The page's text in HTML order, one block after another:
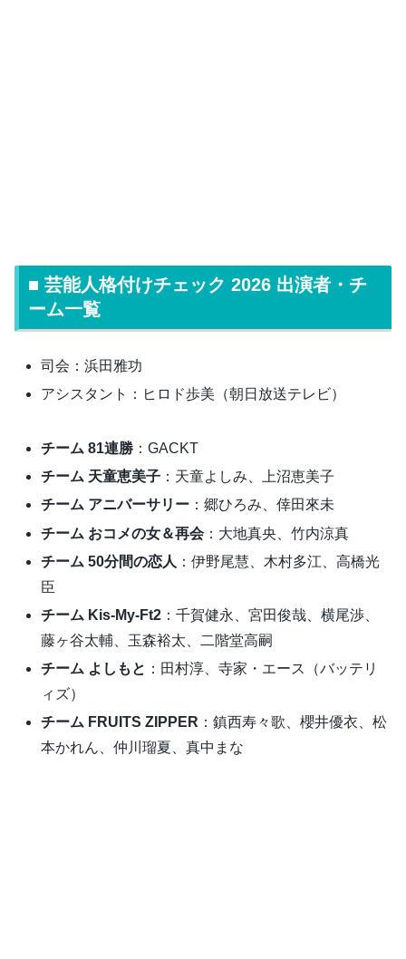
■ 芸能人格付けチェック 2026 出演者・チ
ーム一覧
司会：浜田雅功
アシスタント：ヒロド歩美（朝日放送テレビ）
チーム 81連勝 ：GACKT
チーム 天童恵美子 ：天童よしみ、上沼恵美子
チーム アニバーサリー ：郷ひろみ、倖田來未
チーム おコメの女＆再会 ：大地真央、竹内涼真
チーム 50分間の恋人 ：伊野尾慧、木村多江、高橋光
臣
チーム Kis-My-Ft2 ：千賀健永、宮田俊哉、横尾渉、
藤ヶ谷太輔、玉森裕太、二階堂高嗣
チーム よしもと ：田村淳、寺家・エース（バッテリ
ィズ）
チーム FRUITS ZIPPER ：鎮西寿々歌、櫻井優衣、松
本かれん、仲川瑠夏、真中まな